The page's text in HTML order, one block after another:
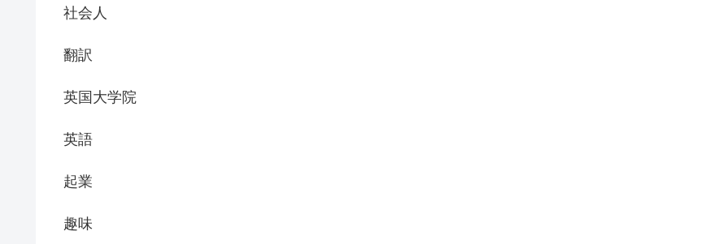
社会人
翻訳
英国大学院
英語
起業
趣味